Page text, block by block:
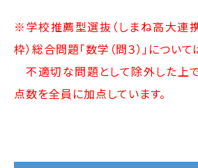
※学校推薦型選抜（しまね高大連
枠）総合問題「数学（問３）」について
不適切な問題として除外した上
点数を全員に加点しています。